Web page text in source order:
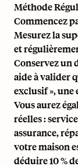
Méthode
Commencez
Mesurez la
et
Conservez un
aide à valider
exclusif », une
Vous aurez
réelles :
assurance,
votre maison
déduire 10 %